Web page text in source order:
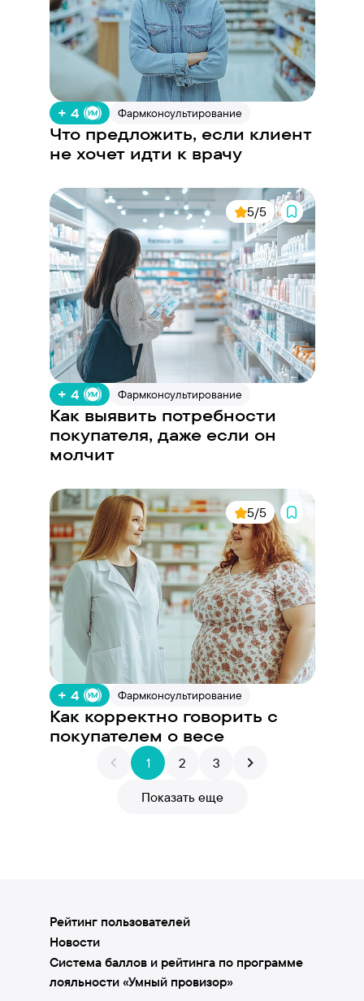
+ 4 Фармконсультирование
Что предложить, если клиент
не хочет идти к врачу
5/5
+ 4 Фармконсультирование
Как выявить потребности
покупателя, даже если он
молчит
5/5
+ 4 Фармконсультирование
Как корректно говорить с
покупателем о весе
1 2 3
Показать еще
Рейтинг пользователей
Новости
Система баллов и рейтинга по программе
лояльности «Умный провизор»